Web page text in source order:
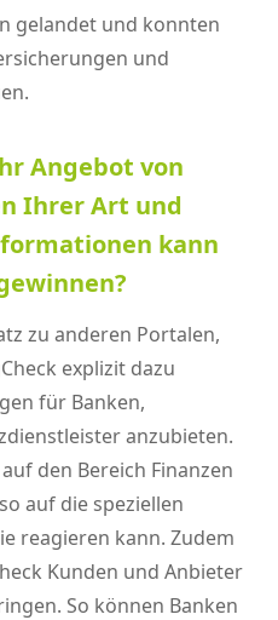
gelandet und konnten
und
Angebot von
Ihrer Art und
kann
zu anderen Portalen,
explizit dazu
für Banken,
anzubieten.
den Bereich Finanzen
auf die speziellen
reagieren kann. Zudem
Kunden und Anbieter
So können Banken